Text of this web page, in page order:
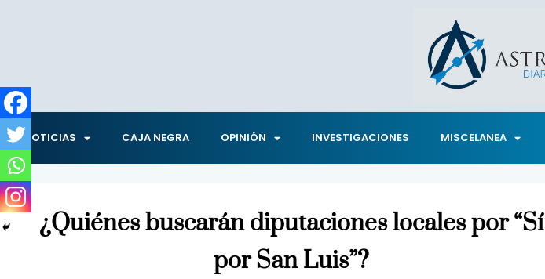
NOTICIAS CAJA NEGRA OPINIÓN INVESTIGACIONES MISCELANEA
¿Quiénes buscarán diputaciones locales por “Sí
por San Luis”?